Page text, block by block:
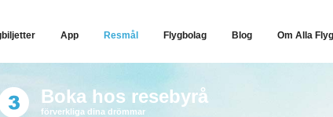
App Resmål Flygbolag Blog Om Alla
Boka hos resebyrå
förverkliga dina drömmar